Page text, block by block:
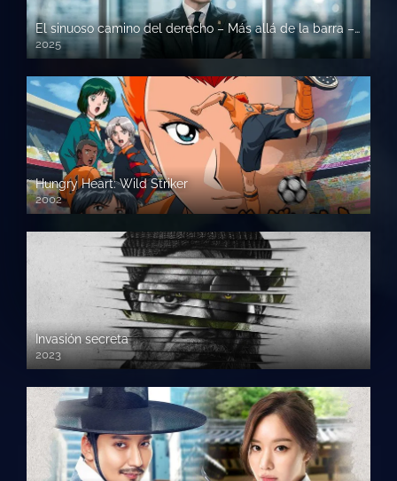
El sinuoso camino del derecho – Más allá de la barra – Beyond The Bar
2025
Hungry Heart: Wild Striker
2002
Invasión secreta
2023